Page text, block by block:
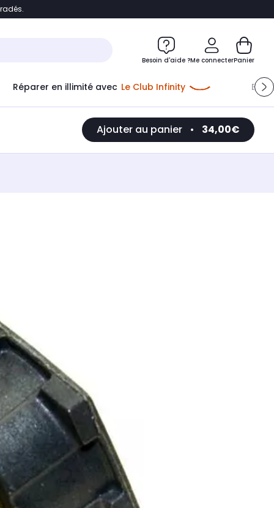
Accéder directement au chatbot
Besoin d'aide ?Me connecterPanier
Réparer en illimité avec Le Club Infinity
Ajouter au panier • 34,00€